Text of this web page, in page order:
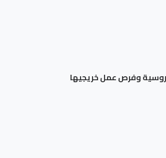
وفرص عمل خريجيها